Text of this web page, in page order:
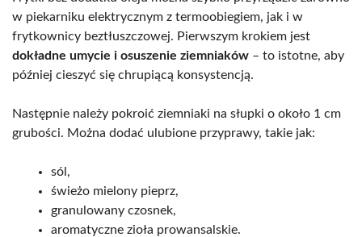
w piekarniku elektrycznym z termoobiegiem, jak i w
frytkownicy beztłuszczowej. Pierwszym krokiem jest
dokładne umycie i osuszenie ziemniaków – to istotne, aby
później cieszyć się chrupiącą konsystencją.
Następnie należy pokroić ziemniaki na słupki o około 1 cm
grubości. Można dodać ulubione przyprawy, takie jak:
sól,
świeżo mielony pieprz,
granulowany czosnek,
aromatyczne zioła prowansalskie.